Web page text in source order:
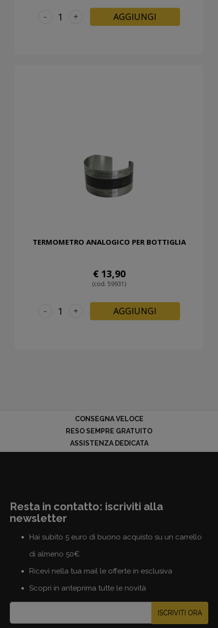
+
- AGGIUNGI
TERMOMETRO ANALOGICO PER BOTTIGLIA
€ 13,90
(cod. 59931)
+
- AGGIUNGI
CONSEGNA VELOCE
RESO SEMPRE GRATUITO
ASSISTENZA DEDICATA
Resta in contatto: iscriviti alla
newsletter
Hai subito 5 euro di buono acquisto su un carrello
di almeno 50€
Ricevi nella tua mail le offerte in esclusiva
Scopri in anteprima tutte le novità
ISCRIVITI ORA